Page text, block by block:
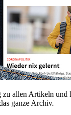
zu allen Artikeln und
ganze Archiv.